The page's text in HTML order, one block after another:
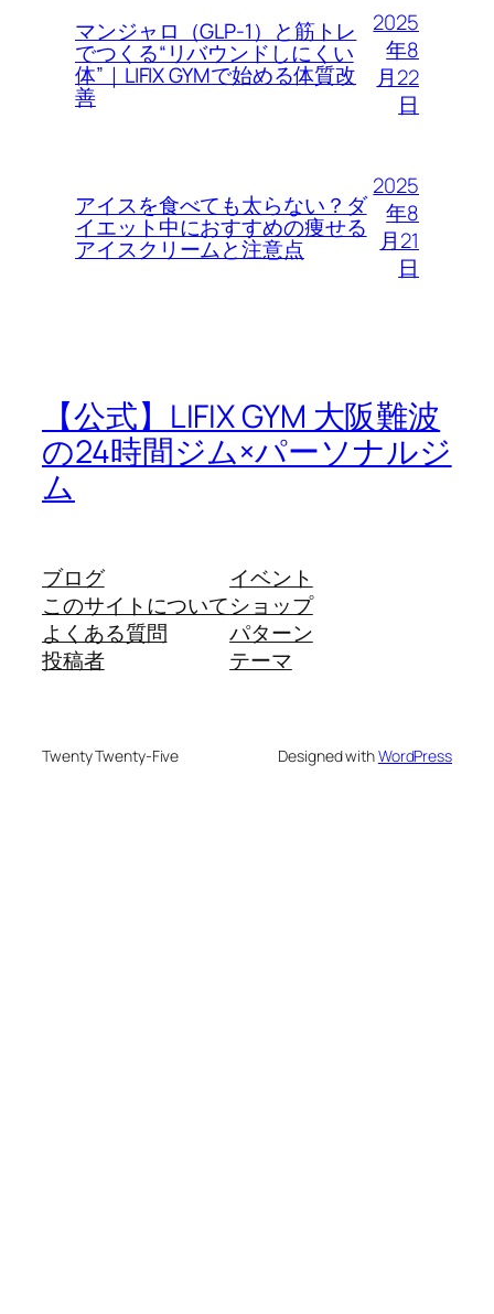
マンジャロ（GLP-1）と筋トレ
でつくる“リバウンドしにくい
体”｜LIFIX GYMで始める体質改
善
2025
年8
月22
日
アイスを食べても太らない？ダ
イエット中におすすめの痩せる
アイスクリームと注意点
2025
年8
月21
日
【公式】LIFIX GYM 大阪難波
の24時間ジム×パーソナルジ
ム
ブログ
このサイトについて
よくある質問
投稿者
イベント
ショップ
パターン
テーマ
Twenty Twenty-Five Designed withWordPress